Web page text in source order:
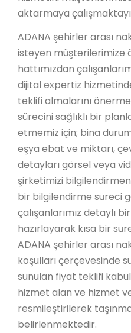
aktarmaya
ADANA şehirler arası
isteyen müşterilerimize
hattımızdan
dijital expertiz
teklifi almalarını
sürecini sağlıklı bir
etmemiz için; bina
eşya ebat ve miktarı,
detayları görsel veya
şirketimizi
bir bilgilendirme süreci
çalışanlarımız detaylı
hazırlayarak kısa bir
ADANA şehirler arası
koşulları çerçevesinde
sunulan fiyat teklifi
hizmet alan ve hizmet
resmileştirilerek
belirlenmektedir.